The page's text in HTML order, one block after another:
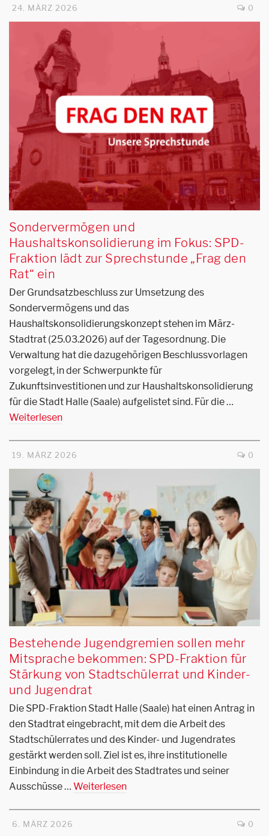
24. MÄRZ 2026 0
Sondervermögen und
Haushaltskonsolidierung im Fokus: SPD-
Fraktion lädt zur Sprechstunde „Frag den
Rat“ ein
Der Grundsatzbeschluss zur Umsetzung des
Sondervermögens und das
Haushaltskonsolidierungskonzept stehen im März-
Stadtrat (25.03.2026) auf der Tagesordnung. Die
Verwaltung hat die dazugehörigen Beschlussvorlagen
vorgelegt, in der Schwerpunkte für
Zukunftsinvestitionen und zur Haushaltskonsolidierung
für die Stadt Halle (Saale) aufgelistet sind. Für die …
Weiterlesen
19. MÄRZ 2026 0
Bestehende Jugendgremien sollen mehr
Mitsprache bekommen: SPD-Fraktion für
Stärkung von Stadtschülerrat und Kinder-
und Jugendrat
Die SPD-Fraktion Stadt Halle (Saale) hat einen Antrag in
den Stadtrat eingebracht, mit dem die Arbeit des
Stadtschülerrates und des Kinder- und Jugendrates
gestärkt werden soll. Ziel ist es, ihre institutionelle
Einbindung in die Arbeit des Stadtrates und seiner
Ausschüsse … Weiterlesen
6. MÄRZ 2026 0